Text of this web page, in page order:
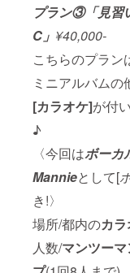
プラン③「見習
C」 ¥40,000-
こちらのプラン
ミニアルバムの
[カラオケ]が付
♪
〈今回はボーカ
Mannieとして[
き!〉
場所/都内のカ
人数/マンツーマ